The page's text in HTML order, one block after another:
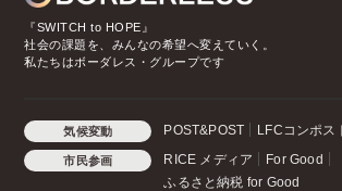
『SWITCH to HOPE』
社会の課題を、みんなの希望へ変えていく。
私たちはボーダレス・グループです
気候変動 POST&POST LFCコンポス
市民参画 RICE メディア
For Good
ふるさと納税 for Good